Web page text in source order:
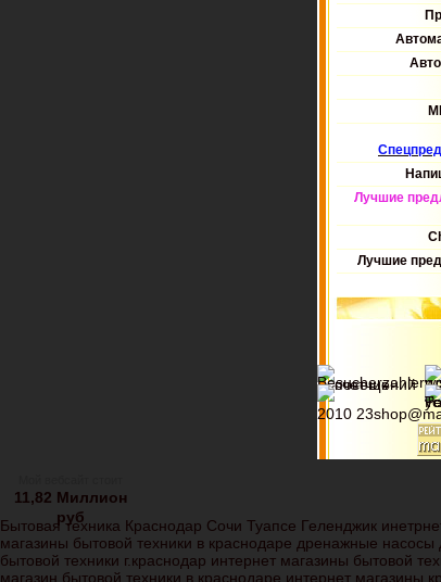
Лучшие
Лучшие
2010
11,82 Миллион
руб
Бытовая техника Краснодар Сочи Туапсе Геленджик
магазины бытовой техники в краснодаре дренажные насосы
бытовой техники г.краснодар интернет магазины бытовой
магазин бытовой техники в краснодаре интернет